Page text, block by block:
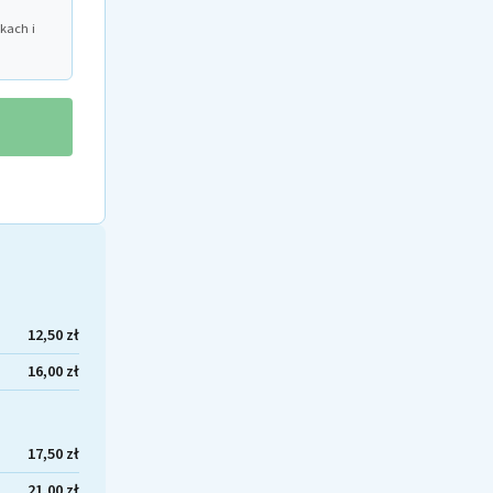
i
12,50 zł
16,00 zł
17,50 zł